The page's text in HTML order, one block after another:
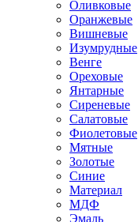
Оливковые
Оранжевые
Вишневые
Изумрудные
Венге
Ореховые
Янтарные
Сиреневые
Салатовые
Фиолетовые
Мятные
Золотые
Синие
Материал
МДФ
Эмаль